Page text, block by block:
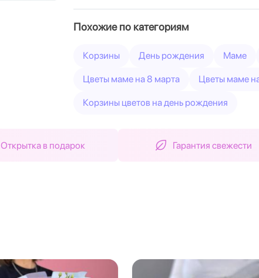
Похожие по категориям
Корзины День рождения Маме
Цветы маме на 8 марта Цветы маме
Корзины цветов на день рождения
Открытка в подарок Гарантия свежести